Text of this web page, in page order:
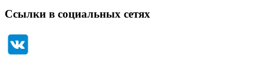
Ссылки в социальных сетях